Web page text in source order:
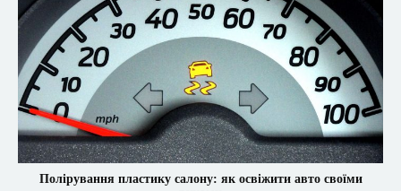
Полірування пластику салону: як освіжити авто своїми